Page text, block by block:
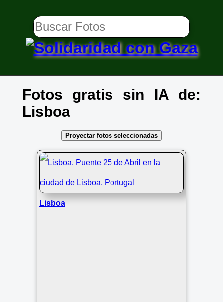
Fotos gratis sin IA de:
Lisboa
Proyectar fotos seleccionadas
Lisboa